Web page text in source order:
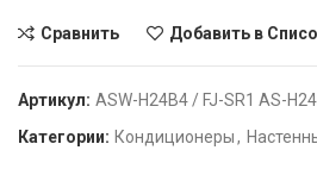
Сравнить Добавить в
Артикул: ASW-H24B4 / FJ-SR1 AS-
Категории: Кондиционеры,